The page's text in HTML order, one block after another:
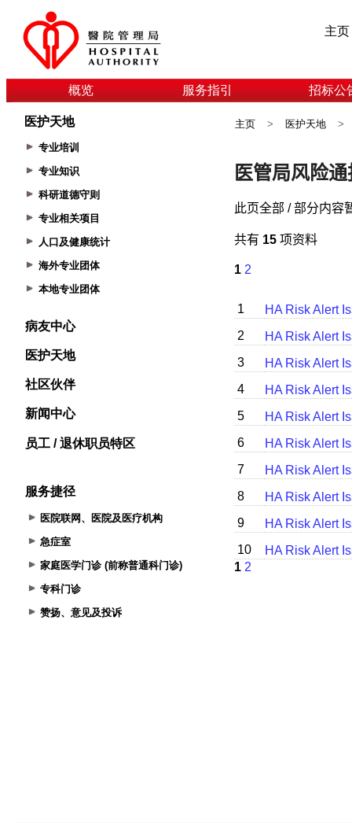
主页
概览 服务指引 招标公
医护天地
专业培训
专业知识
科研道德守则
专业相关项目
人口及健康统计
海外专业团体
本地专业团体
病友中心
医护天地
社区伙伴
新闻中心
员工 / 退休职员特区
服务捷径
医院联网、医院及医疗机构
急症室
家庭医学门诊 (前称普通科门诊)
专科门诊
赞扬、意见及投诉
主页 > 医护天地 >